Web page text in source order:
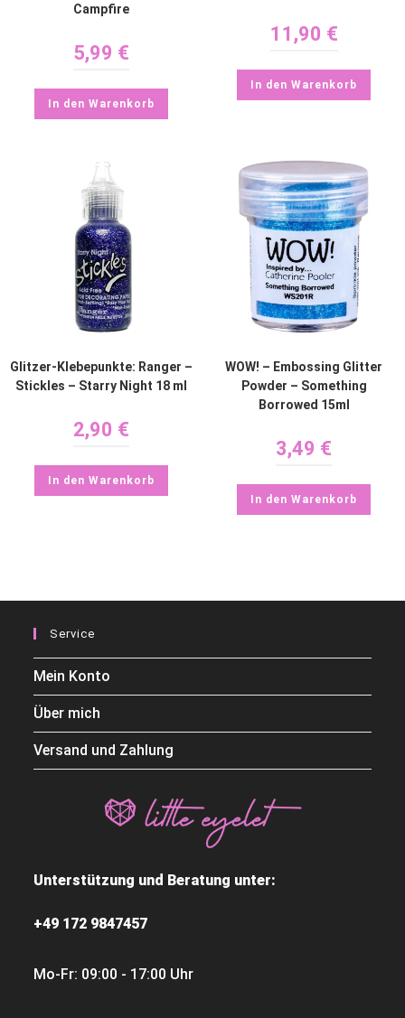
Campfire
5,99 €
In den Warenkorb
11,90 €
In den Warenkorb
Glitzer-Klebepunkte: Ranger –
Stickles – Starry Night 18 ml
2,90 €
In den Warenkorb
WOW! – Embossing Glitter
Powder – Something
Borrowed 15ml
3,49 €
In den Warenkorb
Service
Mein Konto
Über mich
Versand und Zahlung
Unterstützung und Beratung unter:
+49 172 9847457
Mo-Fr: 09:00 - 17:00 Uhr